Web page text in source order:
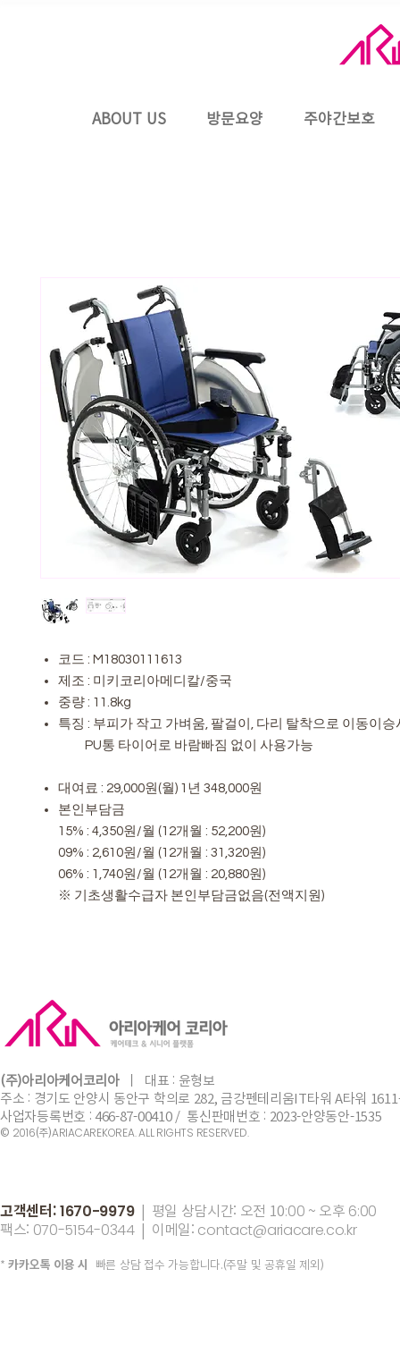
ABOUT US 방문요양 주야간보호
코드 : M18030111613
제조 : 미키코리아메디칼/중국
중량 : 11.8kg
특징 : 부피가 작고 가벼움, 팔걸이, 다리 탈착으로 이동이승
PU통 타이어로 바람빠짐 없이 사용가능
대여료 : 29,000원(월) 1년 348,000원
본인부담금
15% : 4,350원/월 (12개월 : 52,200원)
09% : 2,610원/월 (12개월 : 31,320원)
06% : 1,740원/월 (12개월 : 20,880원)
※ 기초생활수급자 본인부담금없음(전액지원)
(주)아리아케어코리아 ㅣ ​대표 : 윤형보
주소 : 경기도 안양시 동안구 학의로 282, 금강펜테리움IT타워 A타워
사업자등록번호 : 466-87-00410 / 통신판매번호 : 2023-안양동안-1535
© 2016(주)ARIACAREKOREA. ALL RIGHTS RESERVED.
고객센터:1670-9979 | 평일 상담시간: 오전 10:00 ~ 오후 6:00
팩스: 070-5154-0344| 이메일: contact@ariacare.co.kr
*카카오톡 이용 시 빠른 상담 접수 가능합니다.(주말 및 공휴일 제외)